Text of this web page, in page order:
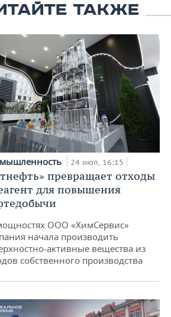
ТАКЖЕ
24 июл, 16:15
превращает отходы
для повышения
ООО «ХимСервис»
начала производить
активные вещества из
собственного производства